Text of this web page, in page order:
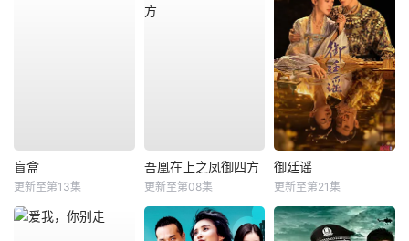
盲盒
更新至第13集
吾凰在上之凤御四方
更新至第08集
御廷谣
更新至第21集